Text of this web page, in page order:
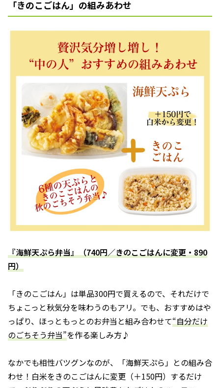
「きのこごはん」の組みあわせ
『海鮮天ぷら弁当』（740円／きのこごはんに変更・890
円）
「きのこごはん」は単品300円で買えるので、それだけで
ちょこっと秋気分を味わうのもアリ。でも、おすすめはや
っぱり、ほっともっとのお弁当と組み合わせて“自分だけ
のごちそう弁当”を作る楽しみ方♪
なかでも相性バツグンなのが、「海鮮天ぷら」との組み合
わせ！白米をきのこごはんに変更（＋150円）するだけ